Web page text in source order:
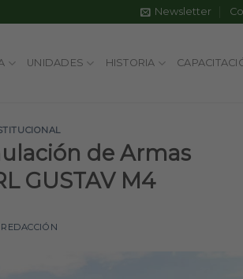
Newsletter
UNIDADES HISTORIA
de Armas
GUSTAV M4
REDACCIÓN